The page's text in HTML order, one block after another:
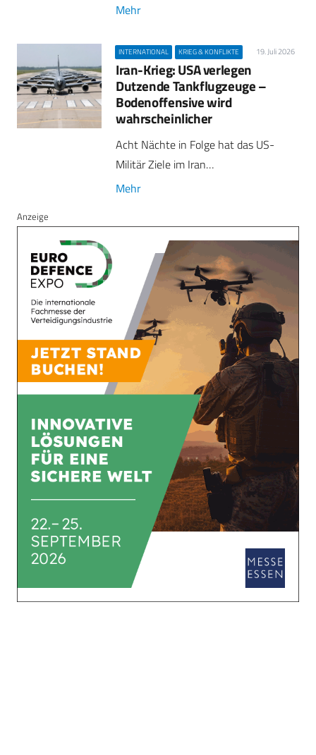
Mehr
INTERNATIONAL KRIEG & KONFLIKTE 19. Juli 2026
Iran-Krieg: USA verlegen
Dutzende Tankflugzeuge –
Bodenoffensive wird
wahrscheinlicher
Acht Nächte in Folge hat das US-
Militär Ziele im Iran…
Mehr
Anzeige